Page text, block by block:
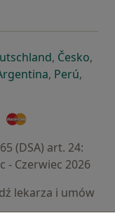
karcie
w nowej karcie
się w nowej
otwiera się
, Česko,
karcie
w nowej karcie
się w nowej
otwiera się
, Perú,
(DSA) art. 24:
- Czerwiec 2026
lekarza i umów